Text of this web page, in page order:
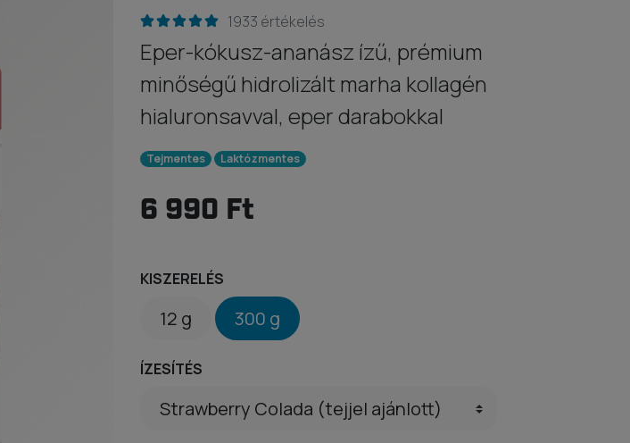
1933 értékelés
Eper-kókusz-ananász ízű, prémium
minőségű hidrolizált marha kollagén
hialuronsavval, eper darabokkal
Tejmentes Laktózmentes
6 990 Ft
KISZERELÉS
12 g 300 g
ÍZESÍTÉS